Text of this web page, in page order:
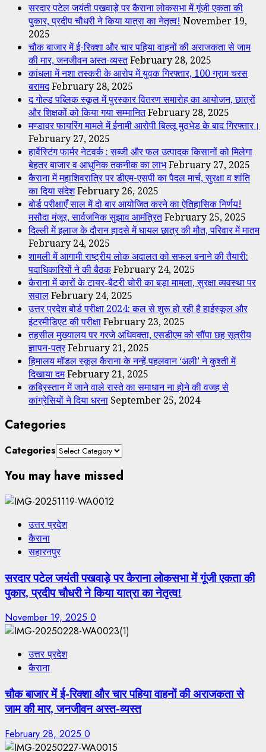
सरदार पटेल जयंती पखवाड़े पर कैराना लोकसभा में गूंजी एकता की
पुकार, प्रदीप चौधरी ने किया यात्रा का नेतृत्व! November 19,
2025
चौक बाजार में ई-रिक्शा और चार पहिया वाहनों की अराजकता से जाम
की मार, जनजीवन अस्त-व्यस्तFebruary 28, 2025
कांधला में नशा तस्करी के आरोप में युवक गिरफ्तार, 100 ग्राम चरस
बरामदFebruary 28, 2025
द गोल्ड पब्लिक स्कूल में पुरस्कार वितरण समारोह का आयोजन, छात्रों
और शिक्षकों को किया गया सम्मानितFebruary 28, 2025
मण्डावर फायरिंग मामले में ईनामी आरोपी बिल्लू मुठभेड के बाद गिरफ्तार।
February 27, 2025
हार्वेस्टिंग फार्मर नेटवर्क : सब्जी और फल उत्पादक किसानों को मिलेगा
बेहतर बाजार व आधुनिक तकनीक का लाभFebruary 27, 2025
कैराना में महाशिवरात्रि पर डीएम-एसपी का पैदल मार्च, सुरक्षा व शांति
का दिया संदेशFebruary 26, 2025
बोर्ड परीक्षाएँ साल में दो बार आयोजित करने का ऐतिहासिक निर्णय!
मसौदा मंजूर, सार्वजनिक सुझाव आमंत्रितFebruary 25, 2025
दिल्ली में इलाज के दौरान हादसे में घायल छात्र की मौत, परिवार में मातम
February 24, 2025
शामली में आगामी राष्ट्रीय लोक अदालत को सफल बनाने की तैयारी:
पदाधिकारियों ने की बैठकFebruary 24, 2025
कैराना में कारों के टायर-बैटरी चोरी का बड़ा मामला, सुरक्षा व्यवस्था पर
सवालFebruary 24, 2025
उत्तर प्रदेश बोर्ड परीक्षा 2024: कल से शुरू हो रही है हाईस्कूल और
इंटरमीडिएट की परीक्षाFebruary 23, 2025
तहसील मुख्यालय पर गरजे अधिवक्ता, एसडीएम को सौंपा छह सूत्रीय
ज्ञापन-पत्रFebruary 21, 2025
हिमालय मॉडल स्कूल कैराना के नन्हें पहलवान ‘अली’ ने कुश्ती में
दिखाया दमFebruary 21, 2025
कब्रिस्तान में जाने वाले रास्ते का समाधान ना होने की वजह से
कांग्रेसियों ने दिया धरना September 25, 2024
Categories
Categories
You may have missed
उत्तर प्रदेश
कैराना
सहारनपुर
सरदार पटेल जयंती पखवाड़े पर कैराना लोकसभा में गूंजी एकता की
पुकार, प्रदीप चौधरी ने किया यात्रा का नेतृत्व!
November 19, 2025 0
उत्तर प्रदेश
कैराना
चौक बाजार में ई-रिक्शा और चार पहिया वाहनों की अराजकता से
जाम की मार, जनजीवन अस्त-व्यस्त
February 28, 2025 0